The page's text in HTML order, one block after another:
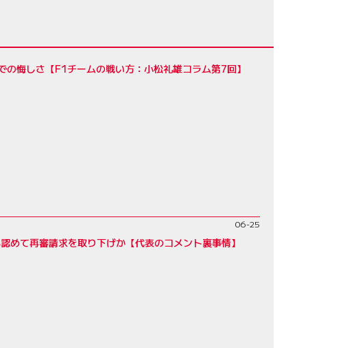
悔しさ【F1チームの戦い方：小松礼雄コラム第7回】
06-25
めて再審請求を取り下げか【代表のコメント裏事情】